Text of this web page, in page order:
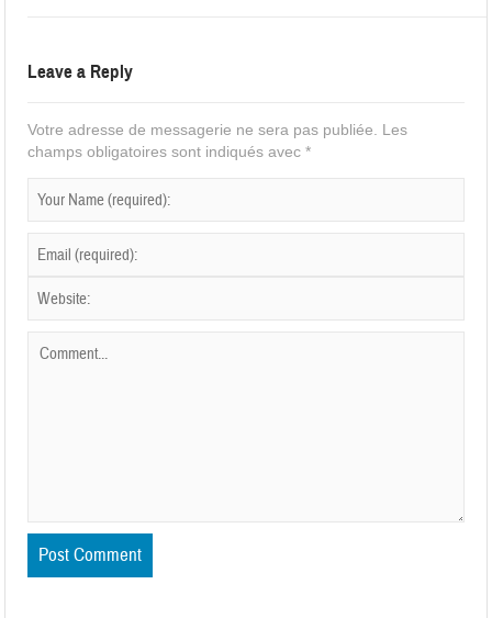
Leave a Reply
Votre adresse de messagerie ne sera pas publiée.
Les
champs obligatoires sont indiqués avec*